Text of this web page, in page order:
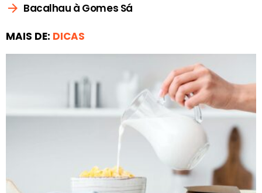
Bacalhau à Gomes Sá
MAIS DE: DICAS